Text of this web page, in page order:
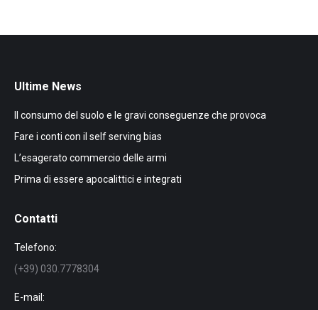
Ultime News
Il consumo del suolo e le gravi conseguenze che provoca
Fare i conti con il self serving bias
L’esagerato commercio delle armi
Prima di essere apocalittici e integrati
Contatti
Telefono:
(+39) 030.7778304
E-mail: